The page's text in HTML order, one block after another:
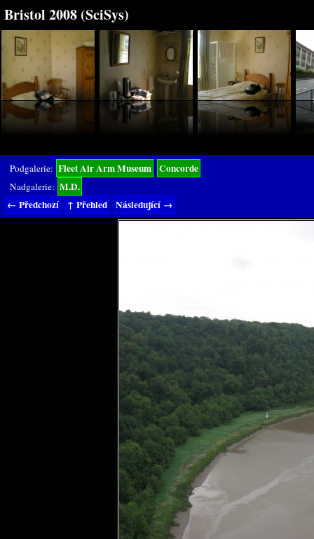
Bristol 2008 (SciSys)
Podgalerie: Fleet Air Arm Museum Concorde
Nadgalerie: M.D.
← Předchozí
↑ Přehled Následující →